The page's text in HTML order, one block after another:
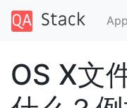
OS X文